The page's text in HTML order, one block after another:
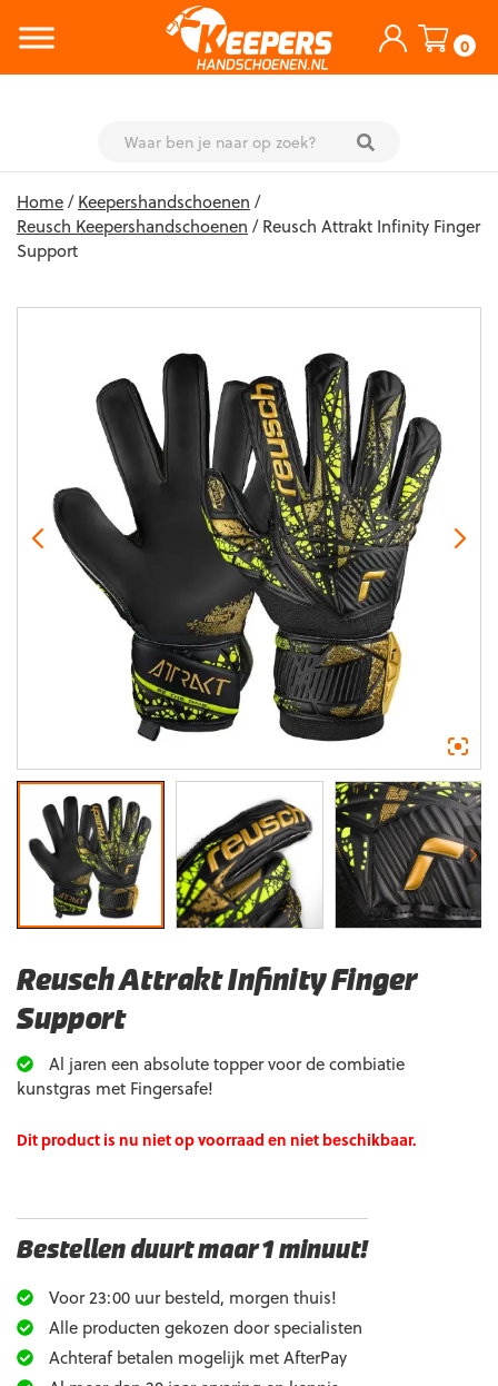
0
content
Home/Keepershandschoenen /
Reusch Keepershandschoenen / Reusch Attrakt Infinity Finger
Support
Reusch Attrakt Infinity Finger
Support
Al jaren een absolute topper voor de combiatie
kunstgras met Fingersafe!
Dit product is nu niet op voorraad en niet beschikbaar.
Bestellen duurt maar 1 minuut!
Voor 23:00 uur besteld, morgen thuis!
Alle producten gekozen door specialisten
Achteraf betalen mogelijk met AfterPay